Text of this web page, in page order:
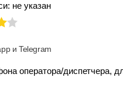
не указан
и Telegram
оператора/диспетчера,